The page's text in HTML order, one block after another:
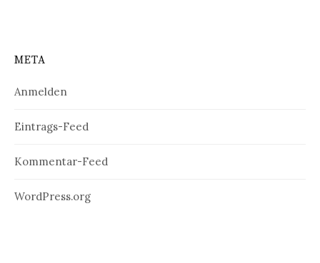
META
Anmelden
Eintrags-Feed
Kommentar-Feed
WordPress.org